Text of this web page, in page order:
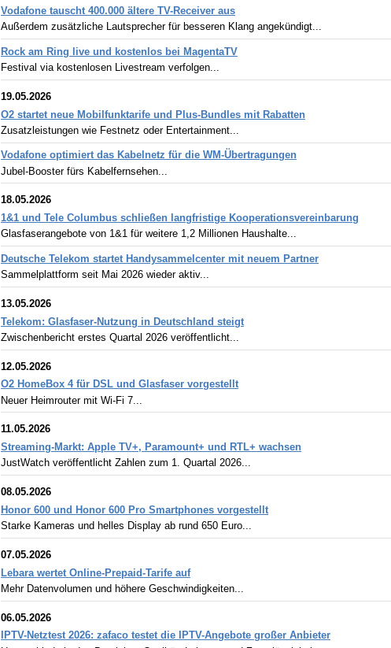
Vodafone tauscht 400.000 ältere TV-Receiver aus
Außerdem zusätzliche Lautsprecher für besseren Klang angekündigt...
Rock am Ring live und kostenlos bei MagentaTV
Festival via kostenlosen Livestream verfolgen...
19.05.2026
O2 startet neue Mobilfunktarife und Plus-Bundles mit Rabatten
Zusatzleistungen wie Festnetz oder Entertainment...
Vodafone optimiert das Kabelnetz für die WM-Übertragungen
Jubel-Booster fürs Kabelfernsehen...
18.05.2026
1&1 und Tele Columbus schließen langfristige Kooperationsvereinbarung
Glasfaserangebote von 1&1 für weitere 1,2 Millionen Haushalte...
Deutsche Telekom startet Handysammelcenter mit neuem Partner
Sammelplattform seit Mai 2026 wieder aktiv...
13.05.2026
Telekom: Glasfaser-Nutzung in Deutschland steigt
Zwischenbericht erstes Quartal 2026 veröffentlicht...
12.05.2026
O2 HomeBox 4 für DSL und Glasfaser vorgestellt
Neuer Heimrouter mit Wi-Fi 7...
11.05.2026
Streaming-Markt: Apple TV+, Paramount+ und RTL+ wachsen
JustWatch veröffentlicht Zahlen zum 1. Quartal 2026...
08.05.2026
Honor 600 und Honor 600 Pro Smartphones vorgestellt
Starke Kameras und helles Display ab rund 650 Euro...
07.05.2026
Lebara wertet Online-Prepaid-Tarife auf
Mehr Datenvolumen und höhere Geschwindigkeiten...
06.05.2026
IPTV-Netztest 2026: zafaco testet die IPTV-Angebote großer Anbieter